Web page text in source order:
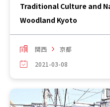
Traditional Culture and
Woodland Kyoto
関西
京都
2021-03-08